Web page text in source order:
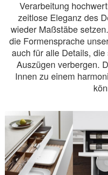
Verarbeitung
zeitlose Eleganz des
wieder Maßstäbe
die Formensprache
auch für alle Details,
Auszügen verbergen.
Innen zu einem